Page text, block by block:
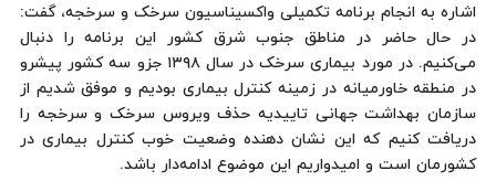
اشاره به انجام برنامه تکمیلی واکسیناسیون سرخک و سرخجه، گفت:
در حال حاضر در مناطق جنوب شرق کشور این برنامه را دنبال
می‌کنیم. در مورد بیماری سرخک در سال ۱۳۹۸ جزو سه کشور پیشرو
در منطقه خاورمیانه در زمینه کنترل بیماری بودیم و موفق شدیم از
سازمان بهداشت جهانی تاییدیه حذف ویروس سرخک و سرخجه را
دریافت کنیم که این نشان دهنده وضعیت خوب کنترل بیماری در
کشورمان است و امیدواریم این موضوع ادامه‌دار باشد.